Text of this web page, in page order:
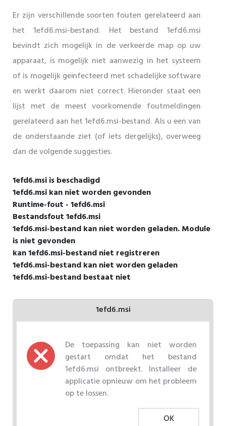
Er zijn verschillende soorten fouten gerelateerd aan
het 1efd6.msi-bestand. Het bestand 1efd6.msi
bevindt zich mogelijk in de verkeerde map op uw
apparaat, is mogelijk niet aanwezig in het systeem
of is mogelijk geïnfecteerd met schadelijke software
en werkt daarom niet correct. Hieronder staat een
lijst met de meest voorkomende foutmeldingen
gerelateerd aan het 1efd6.msi-bestand. Als u een van
de onderstaande ziet (of iets dergelijks), overweeg
dan de volgende suggesties.
1efd6.msi is beschadigd
1efd6.msi kan niet worden gevonden
Runtime-fout - 1efd6.msi
Bestandsfout 1efd6.msi
1efd6.msi-bestand kan niet worden geladen. Module
is niet gevonden
kan 1efd6.msi-bestand niet registreren
1efd6.msi-bestand kan niet worden geladen
1efd6.msi-bestand bestaat niet
1efd6.msi
De toepassing kan niet worden
gestart omdat het bestand
1efd6.msi ontbreekt. Installeer de
applicatie opnieuw om het probleem
op te lossen.
OK